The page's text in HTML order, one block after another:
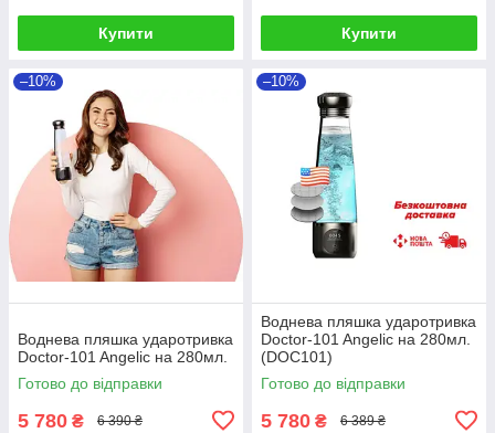
Купити Купити
–10%
Воднева пляшка ударотривка
Doctor-101 Angelic на 280мл.
Готово до відправки
5 780 ₴ 6 390 ₴
–10%
Воднева пляшка ударотривка
Doctor-101 Angelic на 280мл.
(DOC101)
Готово до відправки
5 780 ₴ 6 389 ₴